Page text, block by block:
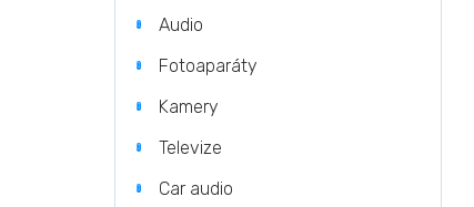
Audio
Fotoaparáty
Kamery
Televize
Car audio